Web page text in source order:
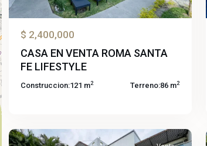
$ 2,400,000
CASA EN VENTA ROMA SANTA
FE LIFESTYLE
Construccion:121 m2 Terreno:86 m2
Burgos